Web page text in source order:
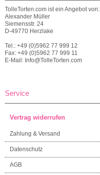
TolleTorten.com ist ein Angebot von:
Alexander Müller
Siemensstr. 24
D-49770 Herzlake
Tel.: +49 (0)5962 77 999 12
Fax: +49 (0)5962 77 999 11
E-Mail: Info@TolleTorten.com
Service
Vertrag widerrufen
Zahlung & Versand
Datenschutz
AGB